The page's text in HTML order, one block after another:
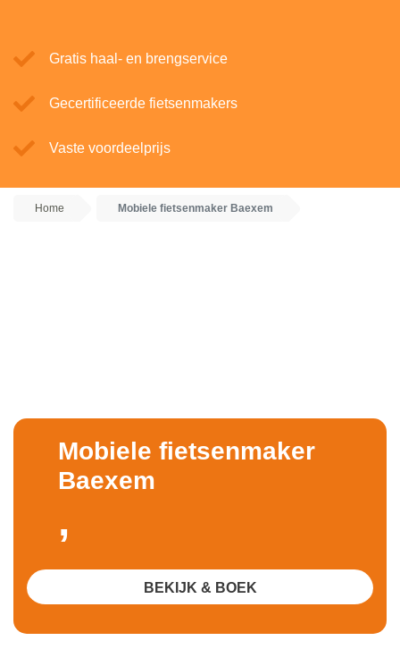
Gratis haal- en brengservice
Gecertificeerde fietsenmakers
Vaste voordeelprijs
Home Mobiele fietsenmaker Baexem
Mobiele fietsenmaker
Baexem
,
BEKIJK & BOEK